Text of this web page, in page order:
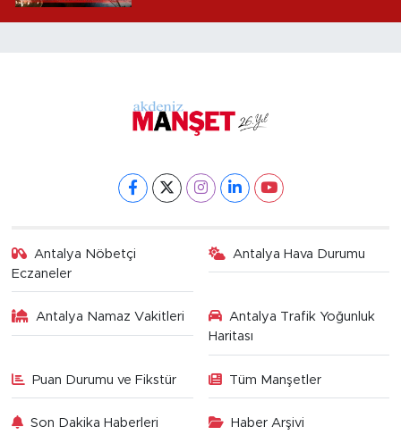
Antalya Nöbetçi
Eczaneler
Antalya Hava Durumu
Antalya Namaz Vakitleri
Antalya Trafik Yoğunluk
Haritası
Puan Durumu ve Fikstür Tüm Manşetler
Son Dakika Haberleri Haber Arşivi